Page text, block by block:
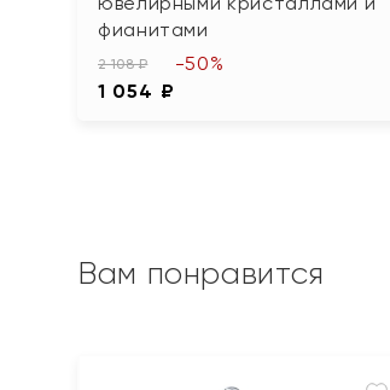
фианитами
2 108 ₽
1 054 ₽
-50%
Вам понравится